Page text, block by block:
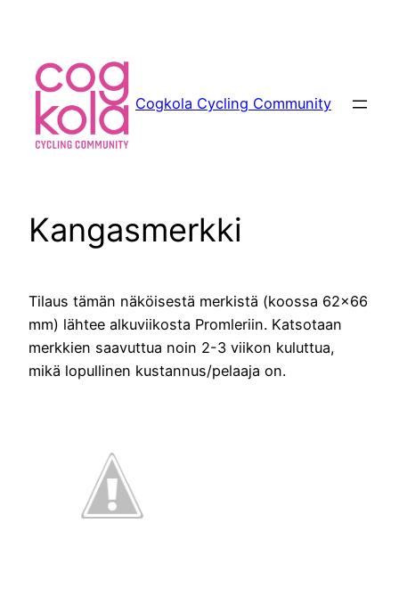
Cogkola Cycling Community
Kangasmerkki
Tilaus tämän näköisestä merkistä (koossa 62×66
mm) lähtee alkuviikosta Promleriin. Katsotaan
merkkien saavuttua noin 2-3 viikon kuluttua,
mikä lopullinen kustannus/pelaaja on.